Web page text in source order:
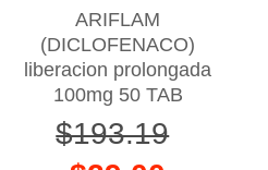
ARIFLAM
(DICLOFENACO)
liberacion prolongada
100mg 50 TAB
$193.19